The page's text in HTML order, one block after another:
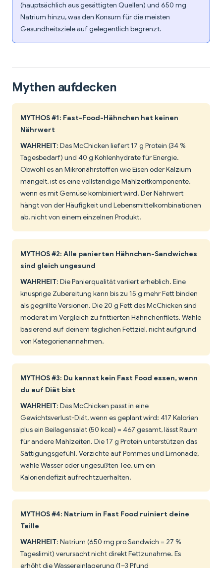
(hauptsächlich aus gesättigten Quellen) und 650 mg
Natrium hinzu, was den Konsum für die meisten
Gesundheitsziele auf gelegentlich begrenzt.
Mythen aufdecken
MYTHOS #1: Fast-Food-Hähnchen hat keinen
Nährwert
WAHRHEIT: Das McChicken liefert 17 g Protein (34 %
Tagesbedarf) und 40 g Kohlenhydrate für Energie.
Obwohl es an Mikronährstoffen wie Eisen oder Kalzium
mangelt, ist es eine vollständige Mahlzeitkomponente,
wenn es mit Gemüse kombiniert wird. Der Nährwert
hängt von der Häufigkeit und Lebensmittelkombinationen
ab, nicht von einem einzelnen Produkt.
MYTHOS #2: Alle panierten Hähnchen-Sandwiches
sind gleich ungesund
WAHRHEIT: Die Panierqualität variiert erheblich. Eine
knusprige Zubereitung kann bis zu 15 g mehr Fett binden
als gegrillte Versionen. Die 20 g Fett des McChicken sind
moderat im Vergleich zu frittierten Hähnchenfilets. Wähle
basierend auf deinem täglichen Fettziel, nicht aufgrund
von Kategorienannahmen.
MYTHOS #3: Du kannst kein Fast Food essen, wenn
du auf Diät bist
WAHRHEIT: Das McChicken passt in eine
Gewichtsverlust-Diät, wenn es geplant wird: 417 Kalorien
plus ein Beilagensalat (50 kcal) = 467 gesamt, lässt Raum
für andere Mahlzeiten. Die 17 g Protein unterstützen das
Sättigungsgefühl. Verzichte auf Pommes und Limonade;
wähle Wasser oder ungesüßten Tee, um ein
Kaloriendefizit aufrechtzuerhalten.
MYTHOS #4: Natrium in Fast Food ruiniert deine
Taille
WAHRHEIT: Natrium (650 mg pro Sandwich = 27 %
Tageslimit) verursacht nicht direkt Fettzunahme. Es
erhöht die Wassereinlagerung (1–3 Pfund